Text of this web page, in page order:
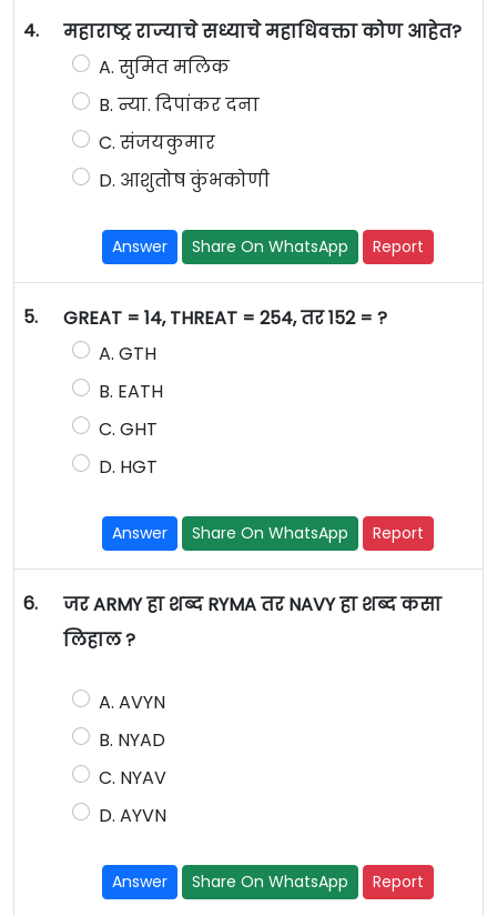
4.
महाराष्ट्र राज्याचे सध्याचे महाधिवक्ता कोण आहेत?
A. सुमित मलिक
B. न्या. दिपांकर दना
C. संजयकुमार
D. आशुतोष कुंभकोणी
Answer Share On WhatsApp Report
5.
GREAT = 14, THREAT = 254, तर 152 = ?
A. GTH
B. EATH
C. GHT
D. HGT
Answer Share On WhatsApp Report
6.
जर ARMY हा शब्द RYMA तर NAVY हा शब्द कसा
लिहाल ?
A. AVYN
B. NYAD
C. NYAV
D. AYVN
Answer Share On WhatsApp Report